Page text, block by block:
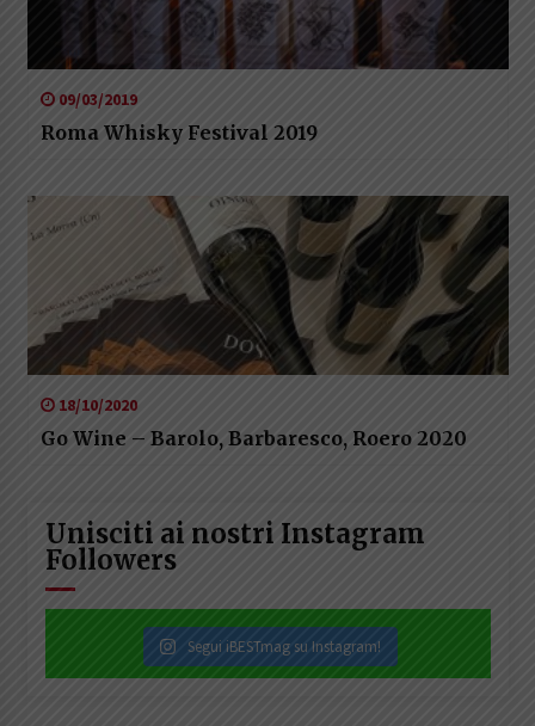
09/03/2019
Roma Whisky Festival 2019
18/10/2020
Go Wine – Barolo, Barbaresco, Roero 2020
Unisciti ai nostri Instagram
Followers
Segui iBESTmag su Instagram!